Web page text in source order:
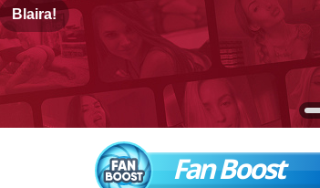
Blaira!
Fan Boost